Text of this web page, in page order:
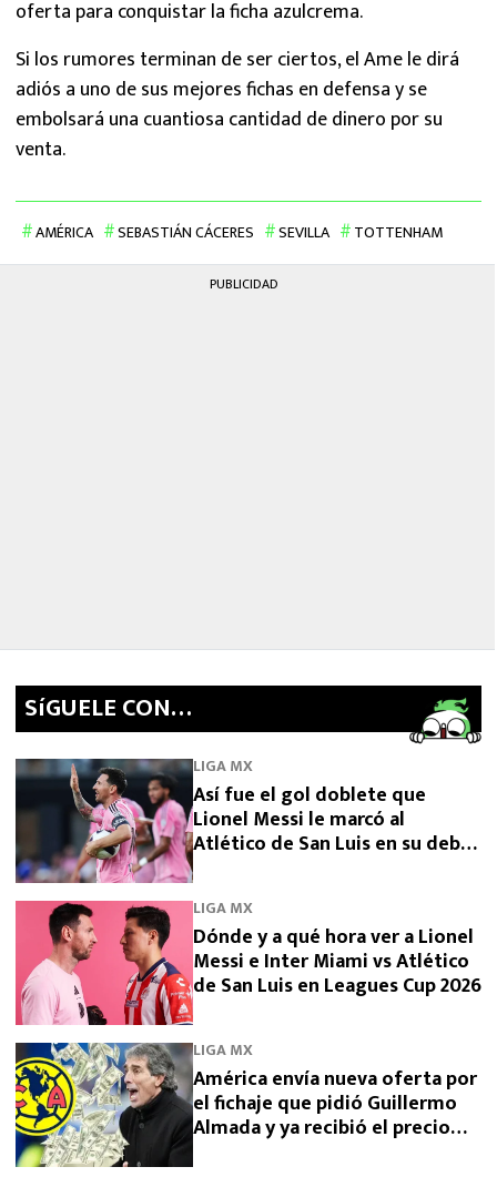
oferta para conquistar la ficha azulcrema.
Si los rumores terminan de ser ciertos, el Ame le dirá
adiós a uno de sus mejores fichas en defensa y se
embolsará una cuantiosa cantidad de dinero por su
venta.
AMÉRICA SEBASTIÁN CÁCERES SEVILLA TOTTENHAM
PUBLICIDAD
SíGUELE CON…
LIGA MX
Así fue el gol doblete que
Lionel Messi le marcó al
Atlético de San Luis en su debut
LIGA MX
Dónde y a qué hora ver a Lionel
Messi e Inter Miami vs Atlético
de San Luis en Leagues Cup 2026
LIGA MX
América envía nueva oferta por
el fichaje que pidió Guillermo
Almada y ya recibió el precio